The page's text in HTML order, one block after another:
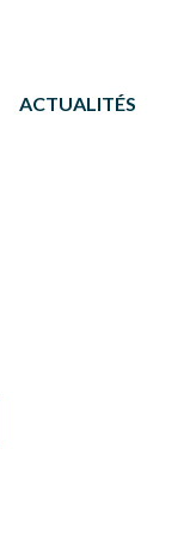
ACTUALITÉS